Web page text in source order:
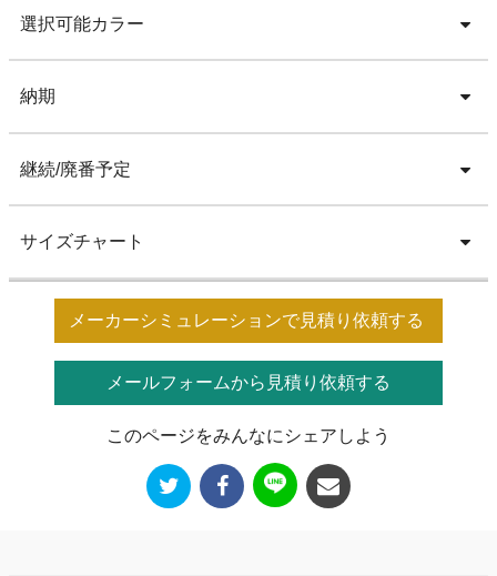
選択可能カラー
納期
継続/廃番予定
サイズチャート
メーカーシミュレーションで見積り依頼する
メールフォームから見積り依頼する
このページをみんなにシェアしよう